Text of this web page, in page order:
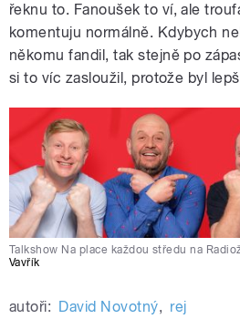
řeknu to. Fanoušek to ví, ale
komentuju normálně. Kdybych
někomu fandil, tak stejně po
si to víc zasloužil, protože byl
Talkshow Na place každou středu na
Vavřík
autoři: David Novotný, rej